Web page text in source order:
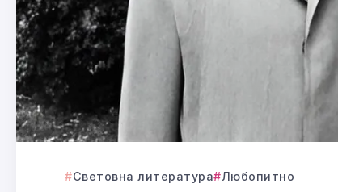
Световна литература Любопитно